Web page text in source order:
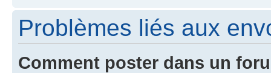
Problèmes liés aux
Comment poster dans un